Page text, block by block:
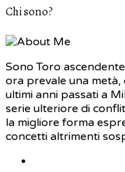
Chi sono?
Sono Toro
ora prevale una metà,
ultimi anni passati a
serie ulteriore di
la migliore forma
concetti altrimenti